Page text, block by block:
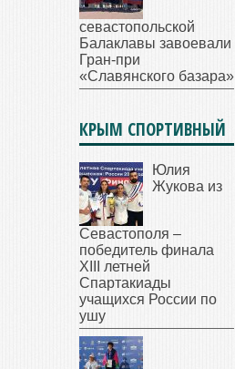
севастопольской
Балаклавы завоевали
Гран-при
«Славянского базара»
КРЫМ СПОРТИВНЫЙ
Юлия
Жукова из
Севастополя –
победитель финала
XIII летней
Спартакиады
учащихся России по
ушу